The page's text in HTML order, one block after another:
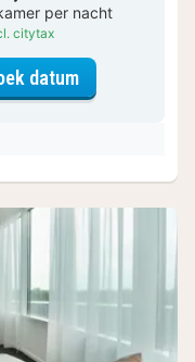
per nacht
citytax
datumvoor Deluxe